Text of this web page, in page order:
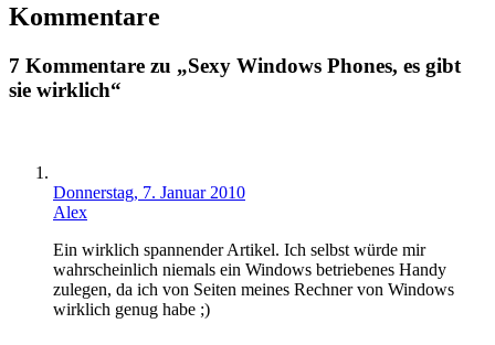
Kommentare
7 Kommentare zu „Sexy Windows Phones, es gibt
sie wirklich“
Donnerstag, 7. Januar 2010
Alex
Ein wirklich spannender Artikel. Ich selbst würde mir
wahrscheinlich niemals ein Windows betriebenes Handy
zulegen, da ich von Seiten meines Rechner von Windows
wirklich genug habe ;)